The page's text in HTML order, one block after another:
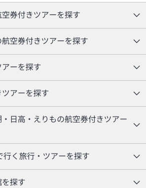
券付きツアーを探す
空券付きツアーを探す
ーを探す
アーを探す
日高・えりもの航空券付きツアー
行く旅行・ツアーを探す
探す